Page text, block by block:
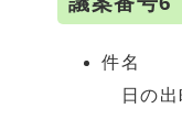
件名
日の出